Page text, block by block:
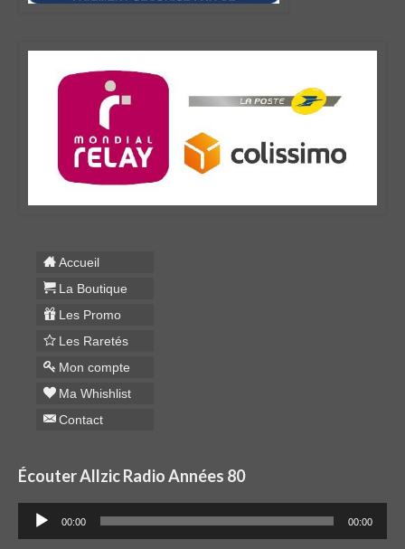
Accueil
La Boutique
Les Promo
Les Raretés
Mon compte
Ma Whishlist
Contact
Écouter Allzic Radio Années 80
Lecteur
audio
00:00 00:00